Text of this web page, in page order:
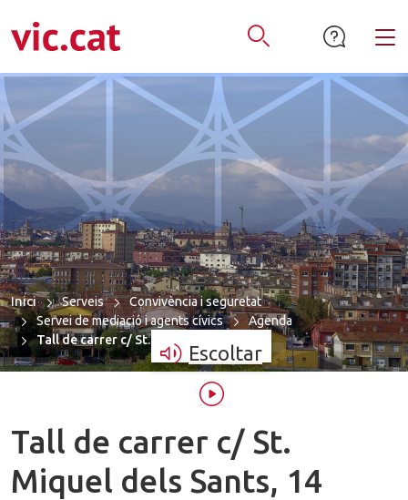
al contingut
a la navegació
de contacte
Obrir Cercador
Escoltar
Inici Serveis
Convivència i seguretat
Servei de mediació i agents cívics
Agenda
Tall de carrer c/ St. Miquel dels Sants…
Tall de carrer c/ St.
Miquel dels Sants, 14